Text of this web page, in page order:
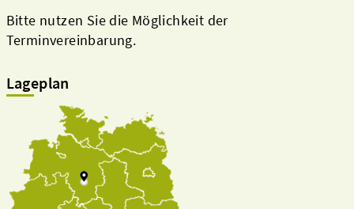
Bitte nutzen Sie die Möglichkeit der
Terminvereinbarung.
Lageplan